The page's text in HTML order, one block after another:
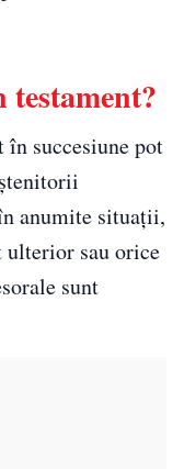
testament?
în succesiune pot
anumite situații,
ulterior sau orice
sunt